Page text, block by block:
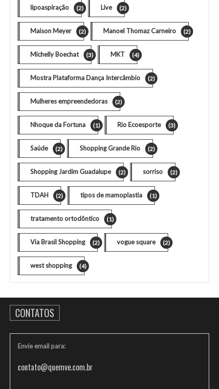
lipoaspiração (2) Live (2)
Maison Meyer (2) Manoel Thomaz Carneiro (2)
Michelly Boechat (3) MKT (4)
Mostra Plataforma Dança Intercâmbio (2)
Mulheres empreendedoras (2)
Nhoque da Fortuna (1) Rio Ecoesporte (3)
Saúde (2) Shopping Grande Rio (2)
Shopping Jardim Guadalupe (2) sorriso (2)
TDAH (2) tipos de mamoplastia (1)
tratamento ortodôntico (1)
Via Brasil Shopping (2) vogue square (2)
west shopping (4)
CONTATOS
Envie email para:
contato@quemve.com.br